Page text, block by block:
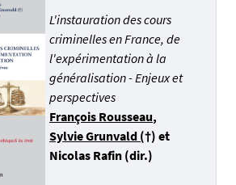
L'instauration des cours
criminelles en France, de
l'expérimentation à la
généralisation - Enjeux et
perspectives
François Rousseau,
Sylvie Grunvald (†) et
Nicolas Rafin (dir.)